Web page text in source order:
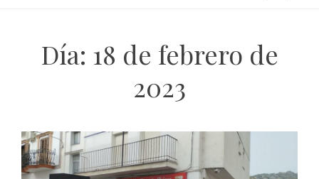
Día: 18 de febrero de
2023